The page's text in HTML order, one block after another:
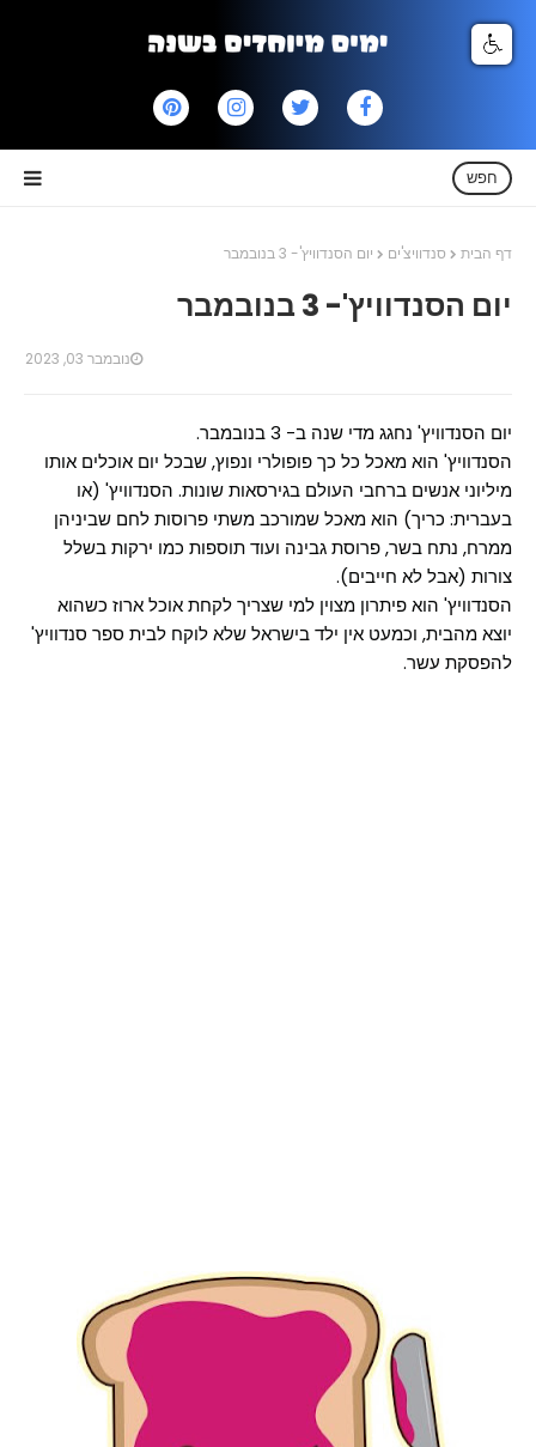
חפש
דף הבית סנדוויצ'ים יום הסנדוויץ'- 3 בנובמבר
יום הסנדוויץ'- 3 בנובמבר
נובמבר 03, 2023
יום הסנדוויץ' נחגג מדי שנה ב- 3 בנובמבר.
הסנדוויץ' הוא מאכל כל כך פופולרי ונפוץ, שבכל יום אוכלים אותו
מיליוני אנשים ברחבי העולם בגירסאות שונות. הסנדוויץ' (או
בעברית: כריך) הוא מאכל שמורכב משתי פרוסות לחם שביניהן
ממרח, נתח בשר, פרוסת גבינה ועוד תוספות כמו ירקות בשלל
צורות (אבל לא חייבים).
הסנדוויץ' הוא פיתרון מצוין למי שצריך לקחת אוכל ארוז כשהוא
יוצא מהבית, וכמעט אין ילד בישראל שלא לוקח לבית ספר סנדוויץ'
להפסקת עשר.